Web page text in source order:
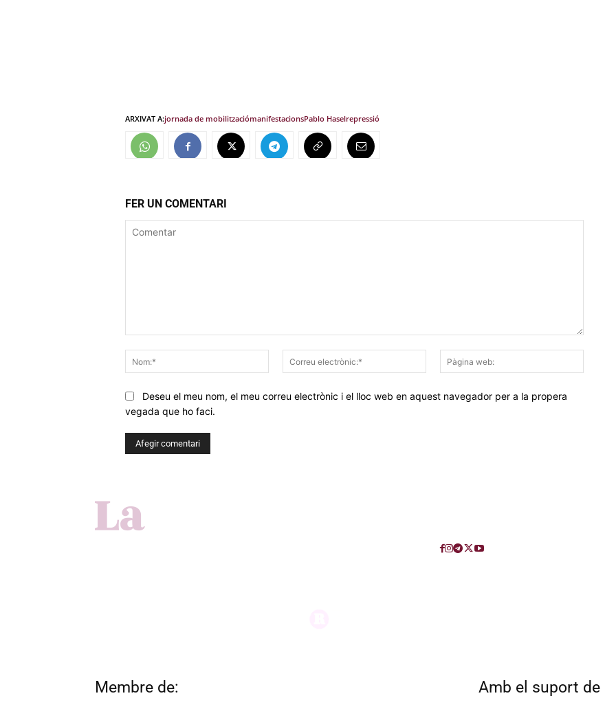
ARXIVAT A:jornada de mobilitzaciómanifestacionsPablo Haselrepressió
FER UN COMENTARI
Nom:*
Correu
electrònic:*
web:
Deseu el meu nom, el meu correu electrònic i el lloc web en aquest navegador per a la propera
vegada que ho faci.
Membre de: Amb el suport de